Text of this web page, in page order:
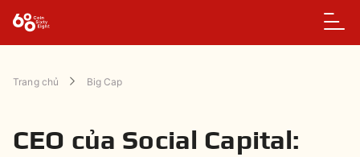
Trang chủ Big Cap
CEO của Social Capital: